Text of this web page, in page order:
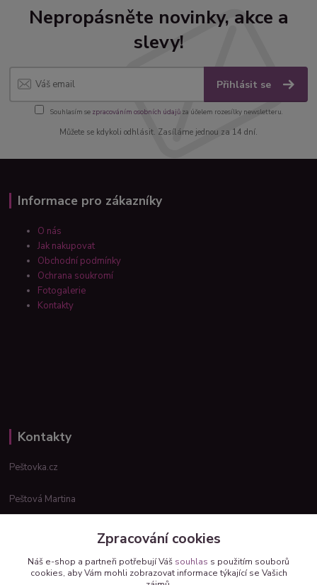
Nepropásněte novinky, akce a
slevy!
Přihlásit se
Souhlasím se zpracováním osobních údajůza účelem rozesílky newsletteru.
Můžete se kdykoli odhlásit. Zasíláme jednou za 14 dní.
Informace pro zákazníky
O nás
Jak nakupovat
Obchodní podmínky
Ochrana soukromí
Fotogalerie
Kontakty
Kontakty
Peštovka.cz
Peštová Martina
Zpracování cookies
Náš e-shop a partneři potřebují Váš souhlas s použitím souborů
cookies, aby Vám mohli zobrazovat informace týkající se Vašich